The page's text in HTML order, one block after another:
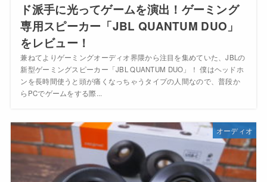
ド派手に光ってゲームを演出！ゲーミング
専用スピーカー「JBL QUANTUM DUO」
をレビュー！
兼ねてよりゲーミングオーディオ界隈から注目を集めていた、JBLの
新型ゲーミングスピーカー「JBL QUANTUM DUO」！ 僕はヘッドホ
ンを長時間使うと頭が痛くなっちゃうタイプの人間なので、普段か
らPCでゲームをする際...
オーディオ